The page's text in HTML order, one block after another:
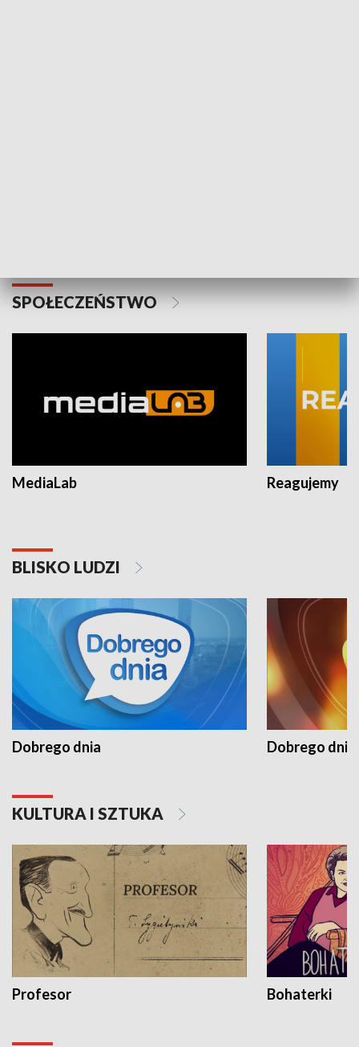
SPOŁECZEŃSTWO
MediaLab Reagujemy
BLISKO LUDZI
Dobrego dnia Dobrego dnia
KULTURA I SZTUKA
Profesor Bohaterki